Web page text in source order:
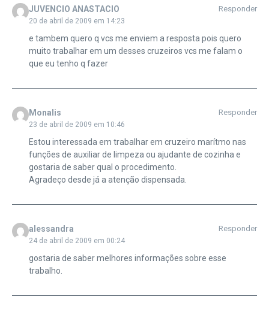
JUVENCIO ANASTACIO
20 de abril de 2009 em 14:23
Responder
e tambem quero q vcs me enviem a resposta pois quero
muito trabalhar em um desses cruzeiros vcs me falam o
que eu tenho q fazer
Monalis
23 de abril de 2009 em 10:46
Responder
Estou interessada em trabalhar em cruzeiro marítmo nas
funções de auxiliar de limpeza ou ajudante de cozinha e
gostaria de saber qual o procedimento.
Agradeço desde já a atenção dispensada.
alessandra
24 de abril de 2009 em 00:24
Responder
gostaria de saber melhores informações sobre esse
trabalho.